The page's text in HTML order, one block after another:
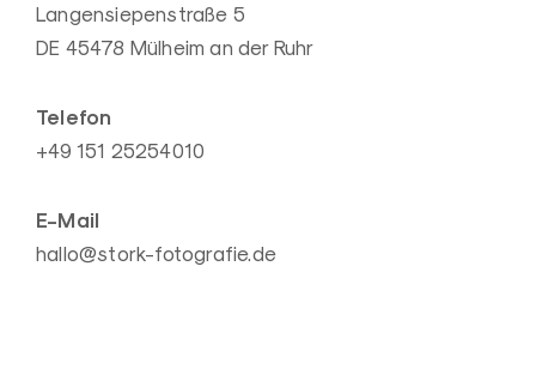
Langensiepenstraße 5
DE 45478 Mülheim an der Ruhr
Telefon
+49 151 25254010
E-Mail
hallo@stork-fotografie.de